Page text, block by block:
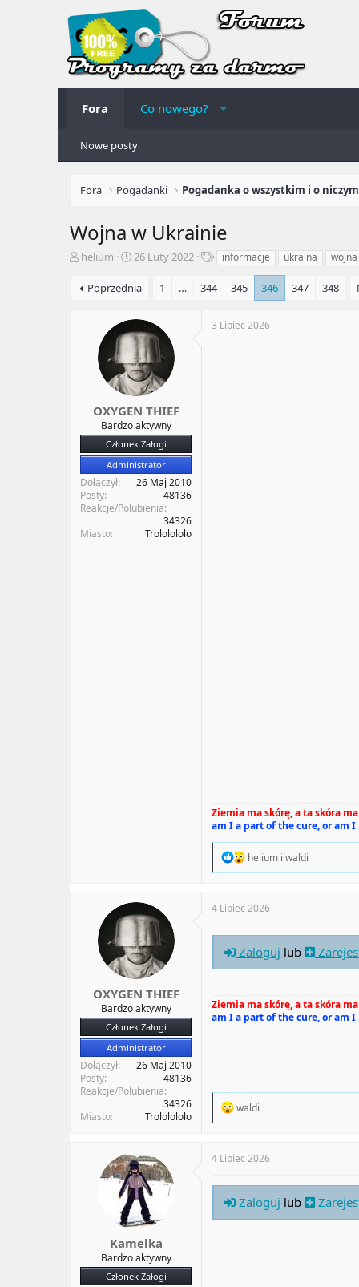
Fora Co nowego?
Nowe posty
Fora Pogadanki Pogadanka o wszystkim i o
Wojna w Ukrainie
A
t
helium
R
z
c
z
ę
t
y
26 Luty 2022
T
g
informacje ukraina wojna
Poprzednia 1 … 344 345 346 347 348
OXYGEN THIEF
Bardzo aktywny
Członek Załogi
Administrator
Dołączył
26 Maj 2010
Posty
48136
Reakcje/Polubienia
34326
Miasto
Trololololo
3 Lipiec 2026
Ziemia ma skórę, a ta skóra
am I a part of the cure, or am
R
t
o
s
:
helium i waldi
OXYGEN THIEF
Bardzo aktywny
Członek Załogi
Administrator
Dołączył
26 Maj 2010
Posty
48136
Reakcje/Polubienia
34326
Miasto
Trololololo
4 Lipiec 2026
Zaloguj lub
Ziemia ma skórę, a ta skóra
am I a part of the cure, or am
R
t
o
n
s
:
waldi
Kamelka
Bardzo aktywny
Członek Załogi
4 Lipiec 2026
Zaloguj lub